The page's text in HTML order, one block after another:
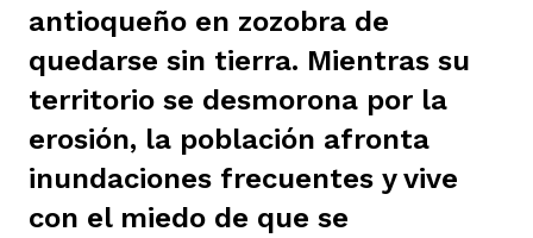
antioqueño en zozobra de
quedarse sin tierra. Mientras su
territorio se desmorona por la
erosión, la población afronta
inundaciones frecuentes y vive
con el miedo de que se
periodistas locales
nuestro contenido